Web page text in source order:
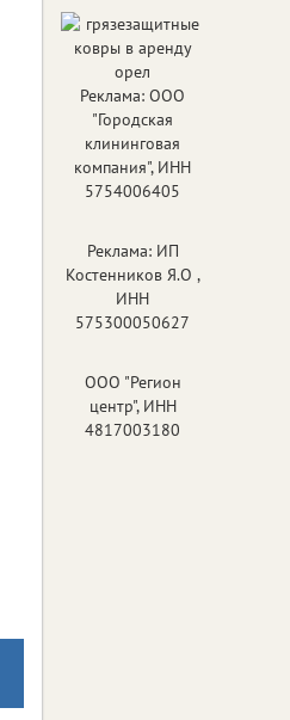
Реклама: ООО
"Городская
клининговая
компания", ИНН
5754006405
Реклама: ИП
Костенников Я.О ,
ИНН
575300050627
ООО "Регион
центр", ИНН
4817003180